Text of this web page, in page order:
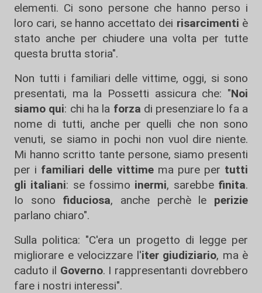
elementi. Ci sono persone che hanno perso i
loro cari, se hanno accettato dei risarcimenti è
stato anche per chiudere una volta per tutte
questa brutta storia".
Non tutti i familiari delle vittime, oggi, si sono
presentati, ma la Possetti assicura che: "Noi
siamo qui: chi ha la forza di presenziare lo fa a
nome di tutti, anche per quelli che non sono
venuti, se siamo in pochi non vuol dire niente.
Mi hanno scritto tante persone, siamo presenti
per i familiari delle vittimema pure per tutti
gli italiani: se fossimo inermi, sarebbe finita.
Io sono fiduciosa, anche perchè le perizie
parlano chiaro".
Sulla politica: "C'era un progetto di legge per
migliorare e velocizzare l'iter giudiziario, ma è
caduto il Governo. I rappresentanti dovrebbero
fare i nostri interessi".